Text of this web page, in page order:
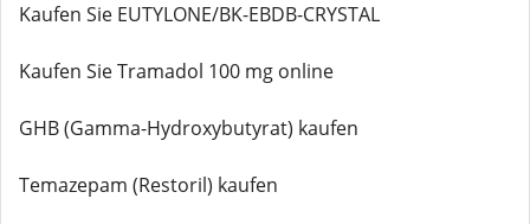
Kaufen Sie EUTYLONE/BK-EBDB-CRYSTAL
Kaufen Sie Tramadol 100 mg online
GHB (Gamma-Hydroxybutyrat) kaufen
Temazepam (Restoril) kaufen